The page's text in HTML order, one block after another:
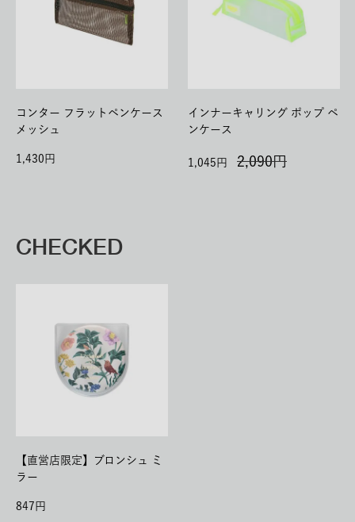
コンター フラットペンケース
メッシュ
1,430
インナーキャリング ポップ ペ
ンケース
2,090
1,045
CHECKED
【直営店限定】ブロンシュ ミ
ラー
847